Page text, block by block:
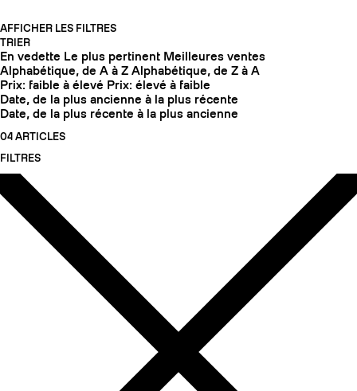
COUTEAUX
AFFICHER LES FILTRES
TRIER
En vedette Le plus pertinent Meilleures ventes
Alphabétique, de A à Z Alphabétique, de Z à A
Prix: faible à élevé Prix: élevé à faible
Date, de la plus ancienne à la plus récente
Date, de la plus récente à la plus ancienne
04 ARTICLES
FILTRES